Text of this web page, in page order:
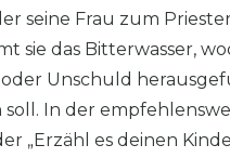
seine Frau zum
sie das Bitterwasser,
Unschuld
soll. In der
„Erzähl es deinen